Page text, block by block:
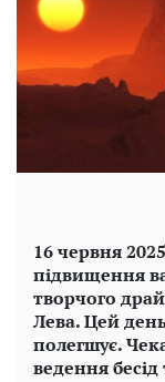
16 червня
підвищення
творчого
Лева. Цей
полегшує.
ведення